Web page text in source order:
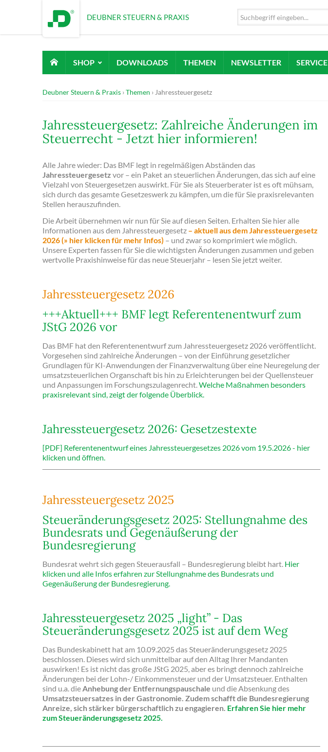
DEUBNER STEUERN & PRAXIS
SHOP DOWNLOADS THEMEN NEWSLETTER SERVICE
Deubner Steuern & Praxis Themen Jahressteuergesetz
Jahressteuergesetz: Zahlreiche Änderungen im
Steuerrecht - Jetzt hier informieren!
Alle Jahre wieder: Das BMF legt in regelmäßigen Abständen das
Jahressteuergesetz vor – ein Paket an steuerlichen Änderungen, das sich auf eine
Vielzahl von Steuergesetzen auswirkt. Für Sie als Steuerberater ist es oft mühsam,
sich durch das gesamte Gesetzeswerk zu kämpfen, um die für Sie praxisrelevanten
Stellen herauszufinden.
Die Arbeit übernehmen wir nun für Sie auf diesen Seiten. Erhalten Sie hier alle
Informationen aus dem Jahressteuergesetz – aktuell aus dem Jahressteuergesetz
2026 (» hier klicken für mehr Infos) – und zwar so komprimiert wie möglich.
Unsere Experten fassen für Sie die wichtigsten Änderungen zusammen und geben
wertvolle Praxishinweise für das neue Steuerjahr – lesen Sie jetzt weiter.
Jahressteuergesetz 2026
+++Aktuell+++ BMF legt Referentenentwurf zum
JStG 2026 vor
Das BMF hat den Referentenentwurf zum Jahressteuergesetz 2026 veröffentlicht.
Vorgesehen sind zahlreiche Änderungen – von der Einführung gesetzlicher
Grundlagen für KI-Anwendungen der Finanzverwaltung über eine Neuregelung der
umsatzsteuerlichen Organschaft bis hin zu Erleichterungen bei der Quellensteuer
und Anpassungen im Forschungszulagenrecht.Welche Maßnahmen besonders
praxisrelevant sind, zeigt der folgende Überblick.
Jahressteuergesetz 2026: Gesetzestexte
[PDF] Referentenentwurf eines Jahressteuergesetzes 2026 vom 19.5.2026 - hier
klicken und öffnen.
Jahressteuergesetz 2025
Steueränderungsgesetz 2025: Stellungnahme des
Bundesrats und Gegenäußerung der
Bundesregierung
Bundesrat wehrt sich gegen Steuerausfall – Bundesregierung bleibt hart. Hier
klicken und alle Infos erfahren zur Stellungnahme des Bundesrats und
Gegenäußerung der Bundesregierung.
Jahressteuergesetz 2025 „light” - Das
Steueränderungsgesetz 2025 ist auf dem Weg
Das Bundeskabinett hat am 10.09.2025 das Steueränderungsgesetz 2025
beschlossen. Dieses wird sich unmittelbar auf den Alltag Ihrer Mandanten
auswirken! Es ist nicht das große JStG 2025, aber es bringt dennoch zahlreiche
Änderungen bei der Lohn-/ Einkommensteuer und der Umsatzsteuer. Enthalten
sind u.a. dieAnhebung der Entfernungspauschale und die Absenkung des
Umsatzsteuersatzes in der Gastronomie. Zudem schafft die Bundesregierung
Anreize, sich stärker bürgerschaftlich zu engagieren. Erfahren Sie hier mehr
zum Steueränderungsgesetz 2025.